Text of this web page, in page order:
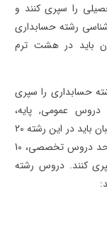
را سپری کنند و
رشته حسابداری
باید در هشت ترم
درسی رشته حسابداری را سپری
دروس عمومی, پایه،
تخصصی، کارآموزی و کارآموزی معادل است. داوطلبان باید در این رشته 20
واحد دروس عمومی، 50 واحد دروس پایه، 70 واحد دروس تخصصی، 10
را سپری کنند. دروس رشته